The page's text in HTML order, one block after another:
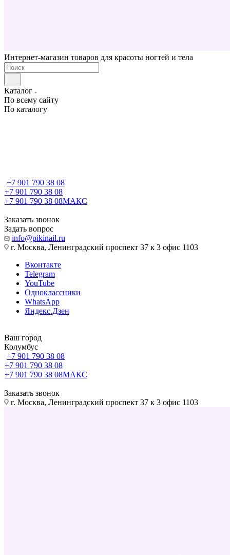
Интернет-магазин товаров для красоты ногтей и тела
Каталог
По всему сайту
По каталогу
+7 901 790 38 08
+7 901 790 38 08
+7 901 790 38 08МАКС
Заказать звонок
Задать вопрос
info@pikinail.ru
г. Москва, Ленинградский проспект 37 к 3 офис 1103
Вконтакте
Telegram
YouTube
Одноклассники
WhatsApp
Яндекс.Дзен
Ваш город
Колумбус
+7 901 790 38 08
+7 901 790 38 08
+7 901 790 38 08МАКС
Заказать звонок
г. Москва, Ленинградский проспект 37 к 3 офис 1103